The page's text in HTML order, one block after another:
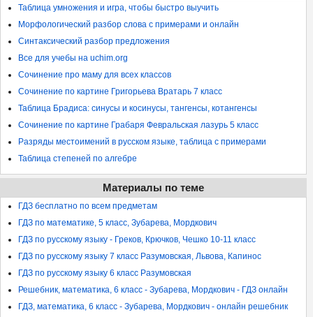
Таблица умножения и игра, чтобы быстро выучить
Морфологический разбор слова с примерами и онлайн
Синтаксический разбор предложения
Все для учебы на uchim.org
Сочинение про маму для всех классов
Сочинение по картине Григорьева Вратарь 7 класс
Таблица Брадиса: синусы и косинусы, тангенсы, котангенсы
Сочинение по картине Грабаря Февральская лазурь 5 класс
Разряды местоимений в русском языке, таблица с примерами
Таблица степеней по алгебре
Материалы по теме
ГДЗ бесплатно по всем предметам
ГДЗ по математике, 5 класс, Зубарева, Мордкович
ГДЗ по русскому языку - Греков, Крючков, Чешко 10-11 класс
ГДЗ по русскому языку 7 класс Разумовская, Львова, Капинос
ГДЗ по русскому языку 6 класс Разумовская
Решебник, математика, 6 класс - Зубарева, Мордкович - ГДЗ онлайн
ГДЗ, математика, 6 класс - Зубарева, Мордкович - онлайн решебник